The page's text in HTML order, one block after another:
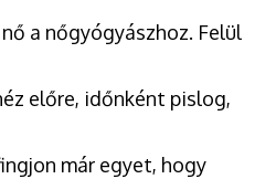
a nőgyógyászhoz. Felül
előre, időnként pislog,
már egyet, hogy